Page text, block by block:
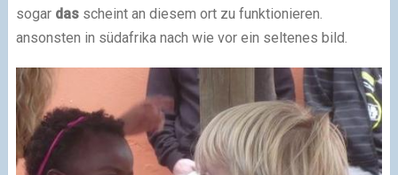
sogar das scheint an diesem ort zu funktionieren.
ansonsten in südafrika nach wie vor ein seltenes bild.